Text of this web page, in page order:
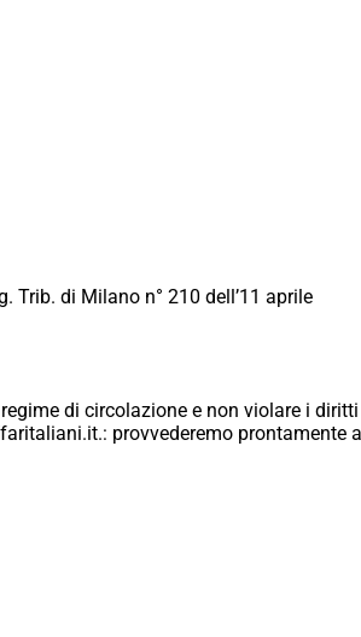
Trib. di Milano n° 210 dell’11 aprile
di circolazione e non violare i
provvederemo prontamente